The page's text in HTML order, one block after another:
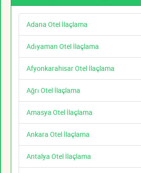
Adana Otel İlaçlama
Adıyaman Otel İlaçlama
Afyonkarahisar Otel İlaçlama
Ağrı Otel İlaçlama
Amasya Otel İlaçlama
Ankara Otel İlaçlama
Antalya Otel İlaçlama